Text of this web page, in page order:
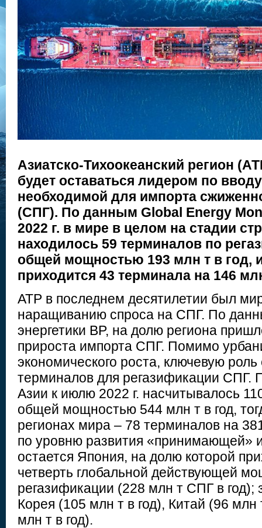
Азиатско-Тихоокеанский регион
будет оставаться лидером по
необходимой для импорта
(СПГ). По данным Global Energy
2022 г. в мире в целом на стадии
находилось 59 терминалов по
общей мощностью 193 млн т в год,
приходится 43 терминала на 146
АТР в последнем десятилетии был
наращиванию спроса на СПГ. По
энергетики BP, на долю региона
прироста импорта СПГ. Помимо
экономического роста, ключевую роль
терминалов для регазификации СПГ.
Азии к июлю 2022 г. насчитывалось
общей мощностью 544 млн т в год,
регионах мира – 78 терминалов на
по уровню развития «принимающей»
остается Япония, на долю которой
четверть глобальной действующей
регазификации (228 млн т СПГ в
Корея (105 млн т в год), Китай (96 млн
млн т в год).